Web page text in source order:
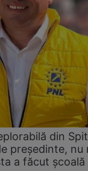
din
președinte, nu
a făcut școală